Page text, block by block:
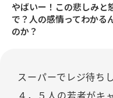
やばいー！この悲しみと
で？人の感情ってわかる
のか？
スーパーでレジ待ち